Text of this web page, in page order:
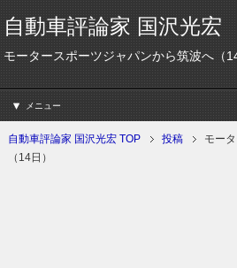
自動車評論家 国沢光宏
モータースポーツジャパンから筑波へ（
メニュー
自動車評論家 国沢光宏 TOP 投稿
モー
（14日）